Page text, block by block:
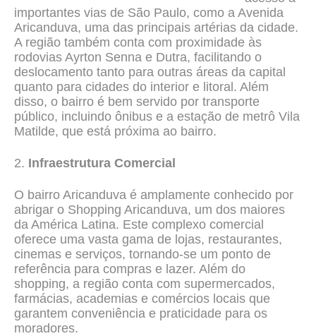
importantes vias de São Paulo, como a Avenida
Aricanduva, uma das principais artérias da cidade.
A região também conta com proximidade às
rodovias Ayrton Senna e Dutra, facilitando o
deslocamento tanto para outras áreas da capital
quanto para cidades do interior e litoral. Além
disso, o bairro é bem servido por transporte
público, incluindo ônibus e a estação de metrô Vila
Matilde, que está próxima ao bairro.
2. Infraestrutura Comercial
O bairro Aricanduva é amplamente conhecido por
abrigar o Shopping Aricanduva, um dos maiores
da América Latina. Este complexo comercial
oferece uma vasta gama de lojas, restaurantes,
cinemas e serviços, tornando-se um ponto de
referência para compras e lazer. Além do
shopping, a região conta com supermercados,
farmácias, academias e comércios locais que
garantem conveniência e praticidade para os
moradores.